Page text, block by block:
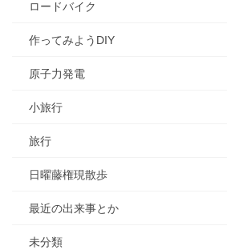
ロードバイク
作ってみようDIY
原子力発電
小旅行
旅行
日曜藤権現散歩
最近の出来事とか
未分類